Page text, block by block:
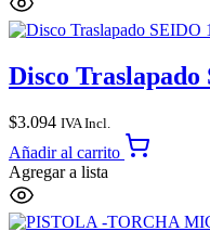
Disco
$3.094 IVA Incl.
Añadir al carrito
Agregar a lista